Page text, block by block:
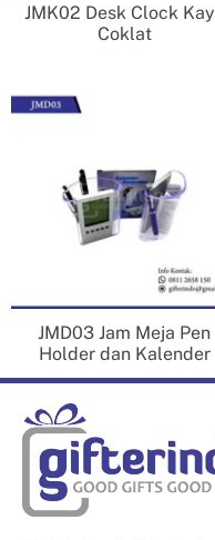
JMK02 Desk Clock
Coklat
JMD03 Jam Meja Pen
Holder dan Kalender